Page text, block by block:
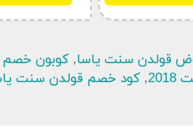
قولدن سنت ياسا, كوبون خصم
, كود خصم قولدن سنت